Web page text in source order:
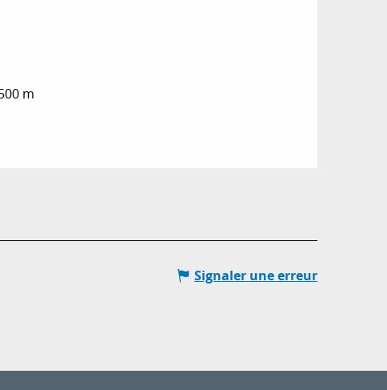
m
Signaler une erreur